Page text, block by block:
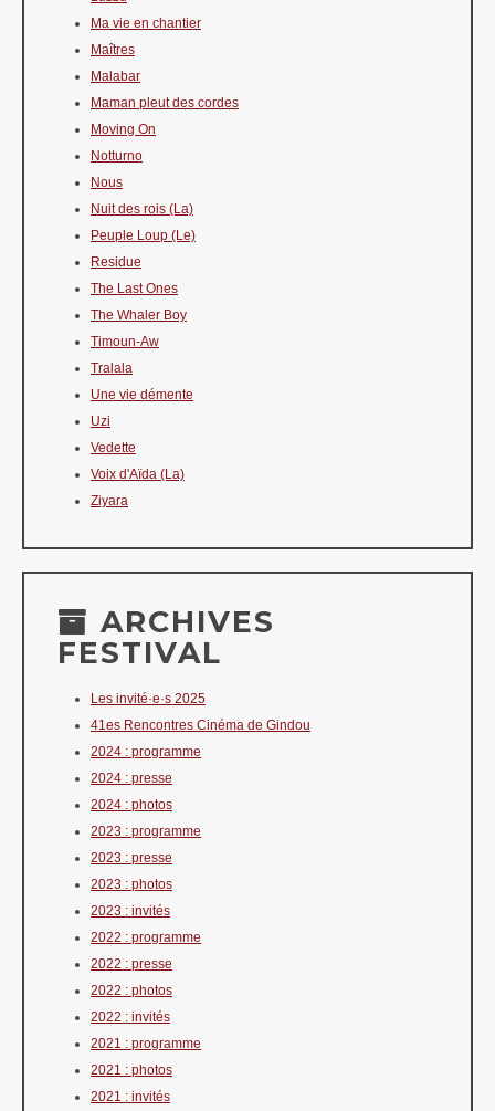
Ma vie en chantier
Maîtres
Malabar
Maman pleut des cordes
Moving On
Notturno
Nous
Nuit des rois (La)
Peuple Loup (Le)
Residue
The Last Ones
The Whaler Boy
Timoun-Aw
Tralala
Une vie démente
Uzi
Vedette
Voix d'Aïda (La)
Ziyara
ARCHIVES
FESTIVAL
Les invité·e·s 2025
41es Rencontres Cinéma de Gindou
2024 : programme
2024 : presse
2024 : photos
2023 : programme
2023 : presse
2023 : photos
2023 : invités
2022 : programme
2022 : presse
2022 : photos
2022 : invités
2021 : programme
2021 : photos
2021 : invités